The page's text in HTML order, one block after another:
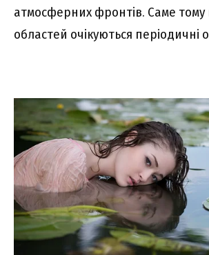
атмосферних фронтів. Саме тому
областей очікуються періодичні